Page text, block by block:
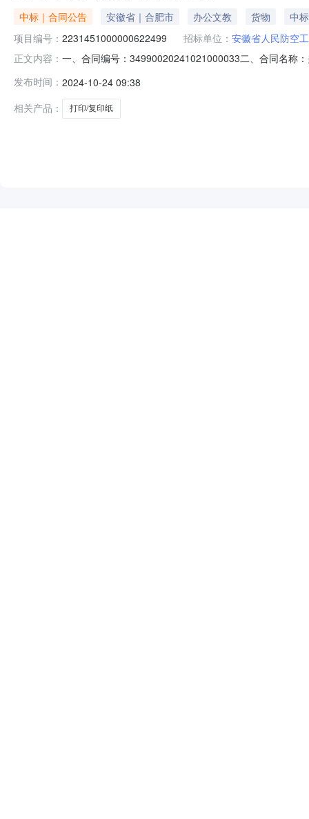
中标｜合同公告 安徽省｜合肥市 办公文教 货物
中
项目编号： 2231451000000622499 招标单位： 安徽省人民防空
正文内容： 一、合同编号：34990020241021000033二、合同名称
电子经营部地址：安徽省合肥市蜀山区合肥市包河区金
发布时间： 2024-10-24 09:38
相关产品：
打印/复印纸